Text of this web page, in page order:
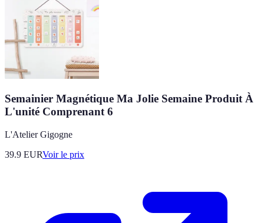
Semainier Magnétique Ma Jolie Semaine Produit À
L'unité Comprenant 6
L'Atelier Gigogne
39.9 EURVoir le prix